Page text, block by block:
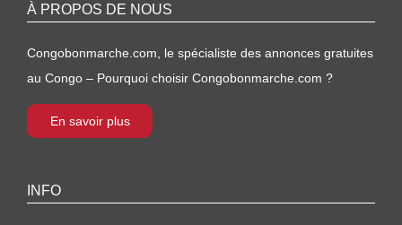
À PROPOS DE NOUS
Congobonmarche.com, le spécialiste des annonces gratuites
au Congo – Pourquoi choisir Congobonmarche.com ?
En savoir plus
INFO